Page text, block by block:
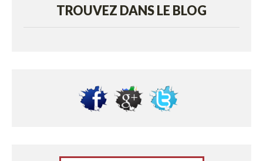
TROUVEZ DANS LE BLOG